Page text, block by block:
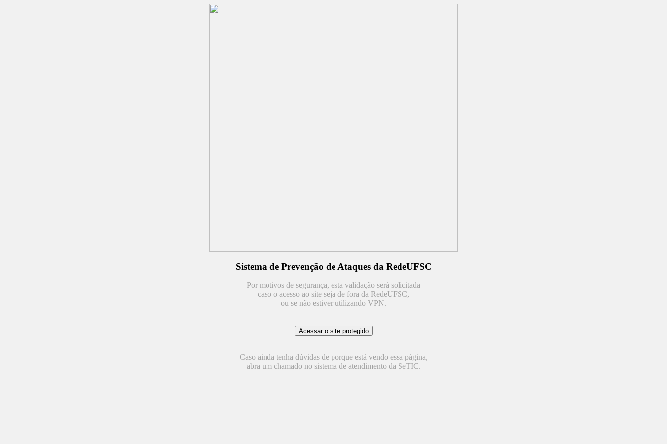
Sistema de Prevenção de Ataques da RedeUFSC
Por motivos de segurança, esta validação será solicitada
caso o acesso ao site seja de fora da RedeUFSC,
ou se não estiver utilizando VPN.
Caso ainda tenha dúvidas de porque está vendo essa página,
abra um chamado no sistema de atendimento da SeTIC.